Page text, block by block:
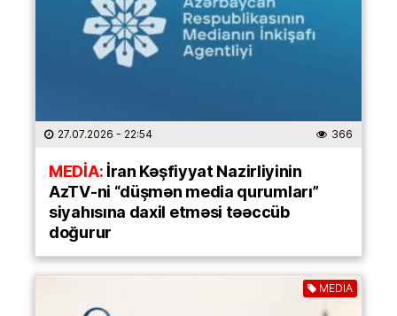
27.07.2026 - 22:54 366
MEDİA:İran Kəşfiyyat Nazirliyinin
AzTV-ni “düşmən media qurumları”
siyahısına daxil etməsi təəccüb
doğurur
MEDİA